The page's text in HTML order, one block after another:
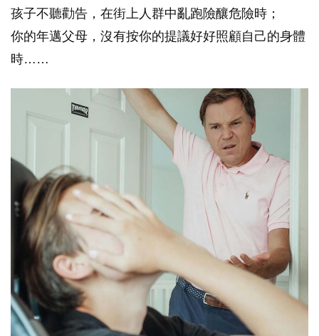
孩子不聽勸告，在街上人群中亂跑險釀危險時；
你的年邁父母，沒有按你的提議好好照顧自己的身體
時……